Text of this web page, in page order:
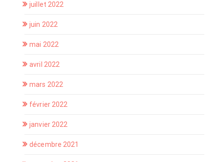
juillet 2022
juin 2022
mai 2022
avril 2022
mars 2022
février 2022
janvier 2022
décembre 2021